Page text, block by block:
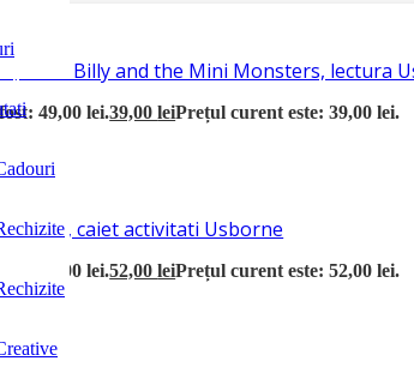
seria Billy and the Mini Monsters, lectura
49,00 lei.39,00leiPrețul curent este: 39,00 lei.
Book, caiet activitati Usborne
64,00 lei.52,00leiPrețul curent este: 52,00 lei.